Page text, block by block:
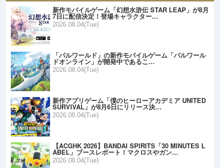
新作モバイルゲーム「幻想水滸伝 STAR LEAP」が8月
7日に配信決定！登場キャラクター…
2026.08.04(Tue)
「パルワールド」の新作モバイルゲーム「パルワール
ドオンライン」が開発中であるこ…
2026.08.04(Tue)
新作アプリゲーム「僕のヒーローアカデミア UNITED
SURVIVAL」が8月6日にリリース決…
2026.08.04(Tue)
【ACGHK 2026】BANDAI SPIRITS「30 MINUTES L
ABEL」ブースレポート！マクロスやガン…
2026.08.04(Tue)